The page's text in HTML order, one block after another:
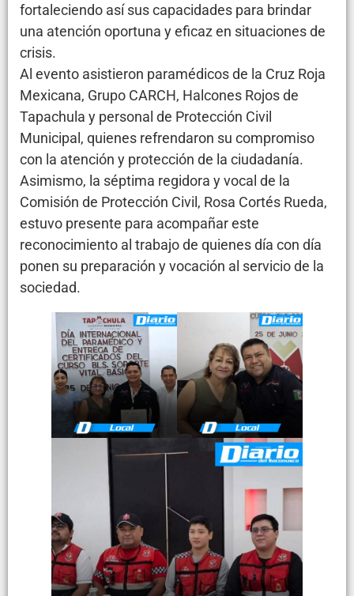
fortaleciendo así sus capacidades para brindar
una atención oportuna y eficaz en situaciones de
crisis.
Al evento asistieron paramédicos de la Cruz Roja
Mexicana, Grupo CARCH, Halcones Rojos de
Tapachula y personal de Protección Civil
Municipal, quienes refrendaron su compromiso
con la atención y protección de la ciudadanía.
Asimismo, la séptima regidora y vocal de la
Comisión de Protección Civil, Rosa Cortés Rueda,
estuvo presente para acompañar este
reconocimiento al trabajo de quienes día con día
ponen su preparación y vocación al servicio de la
sociedad.